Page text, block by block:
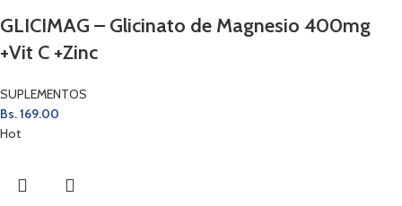
GLICIMAG – Glicinato de Magnesio 400mg
+Vit C +Zinc
SUPLEMENTOS
Bs.169.00
Hot